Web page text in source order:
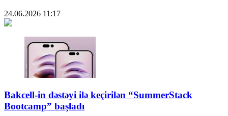
24.06.2026 11:17
Bakcell-in dəstəyi ilə keçirilən “SummerStack
Bootcamp” başladı